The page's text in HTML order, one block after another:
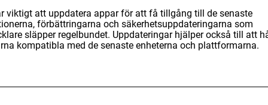
viktigt att uppdatera appar för att få tillgång till de senaste
förbättringarna och säkerhetsuppdateringarna som
släpper regelbundet. Uppdateringar hjälper också till att
kompatibla med de senaste enheterna och plattformarna.